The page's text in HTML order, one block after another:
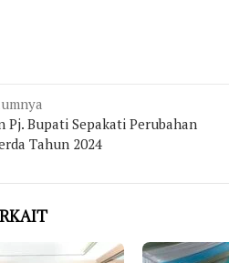
Pj. Bupati Sepakati Perubahan
Tahun 2024